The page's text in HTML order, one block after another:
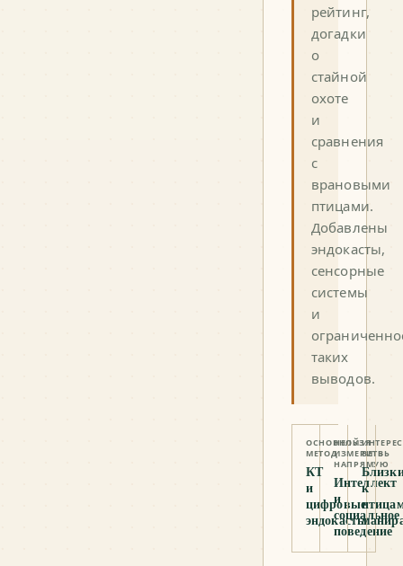
рейтинг,
догадки
о
стайной
охоте
и
сравнения
с
врановыми
птицами.
Добавлены
эндокасты,
сенсорные
системы
и
таких
выводов.
ОСНОВНОЙ
МЕТОД
КТ
и
цифровые
эндокасты
НЕЛЬЗЯ
ИЗМЕРИТЬ
НАПРЯМУЮ
Интеллект
и
социальное
поведение
ВЕТВЬ
к